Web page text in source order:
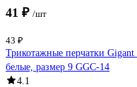
41 ₽ /шт
43 ₽
Трикотажные перчатки
белые, размер 9 GGC-14
4.1